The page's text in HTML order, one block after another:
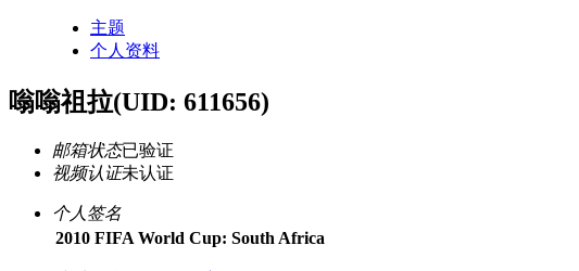
主题
个人资料
嗡嗡祖拉(UID: 611656)
邮箱状态已验证
视频认证未认证
个人签名
2010 FIFA World Cup: South Africa